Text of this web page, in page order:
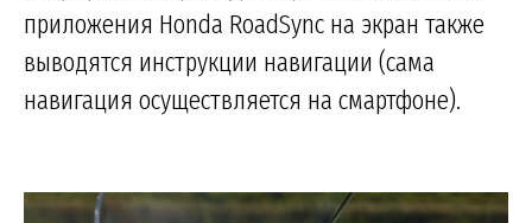
приложения Honda RoadSync на экран также
выводятся инструкции навигации (сама
навигация осуществляется на смартфоне).